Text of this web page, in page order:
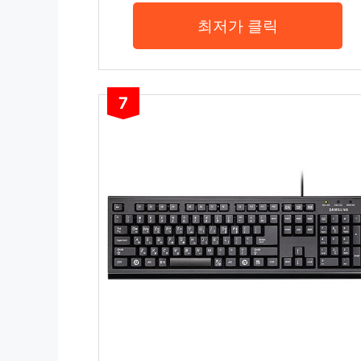
최저가 클릭
7